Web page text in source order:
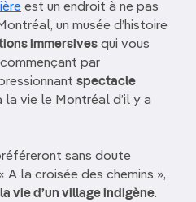
est un endroit à ne pas
un musée d’histoire
immersives qui vous
par
spectacle
la vie le Montréal d’il y a
sans doute
A la croisée des chemins »,
vie d’un village indigène.